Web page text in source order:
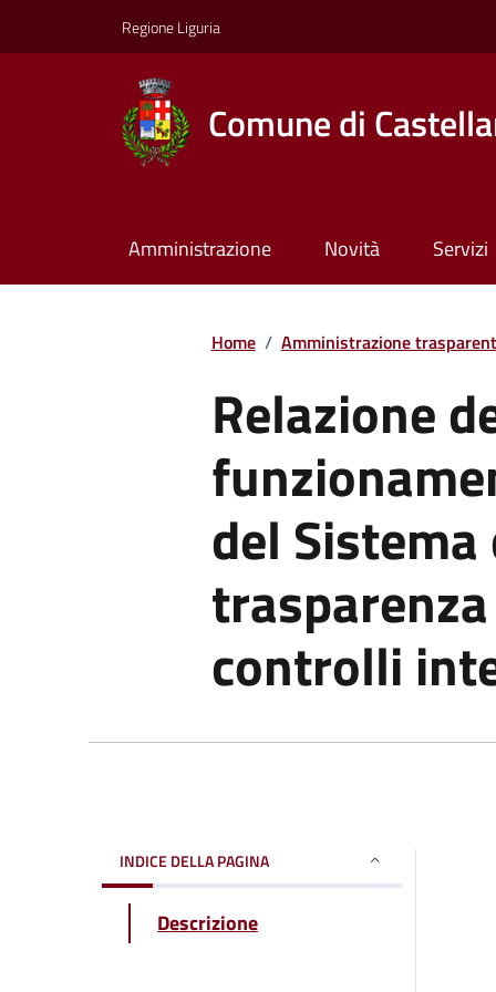
Regione Liguria
Comune di
Amministrazione Novità Servizi
Home / Amministrazione
Relazione
del
controlli
INDICE DELLA PAGINA
Descrizione